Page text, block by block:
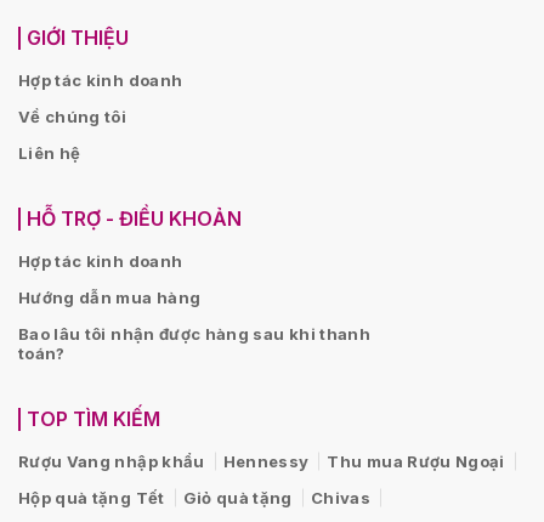
GIỚI THIỆU
Hợp tác kinh doanh
Về chúng tôi
Liên hệ
HỖ TRỢ - ĐIỀU KHOẢN
Hợp tác kinh doanh
Hướng dẫn mua hàng
Bao lâu tôi nhận được hàng sau khi thanh
toán?
TOP TÌM KIẾM
Rượu Vang nhập khẩu Hennessy
Thu mua Rượu Ngoại
Hộp quà tặng Tết
Giỏ quà tặng
Chivas